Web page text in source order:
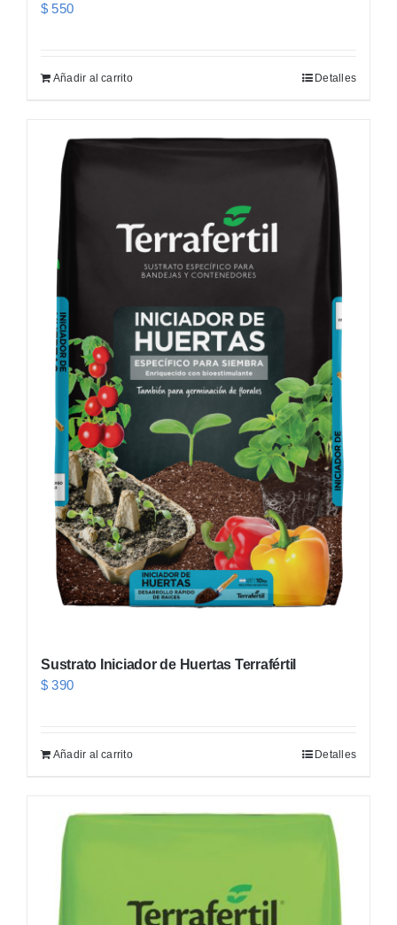
$ 550
Añadir al carrito Detalles
Sustrato Iniciador de Huertas Terrafértil
$ 390
Añadir al carrito Detalles